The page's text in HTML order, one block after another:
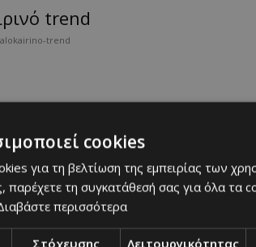
trend
trend
και αυτό πήρατε
thelate-kai-ayto-pirate
cookies
για τη βελτίωση της εμπειρίας των
παρέχετε τη συγκατάθεσή σας για όλα τα
περισσότερα
Στόχευσης Λειτουργικότητας